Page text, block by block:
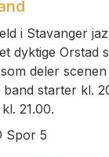
i Stavanger
dyktige Orstad
deler
band starter kl.
21.00.
Spor 5